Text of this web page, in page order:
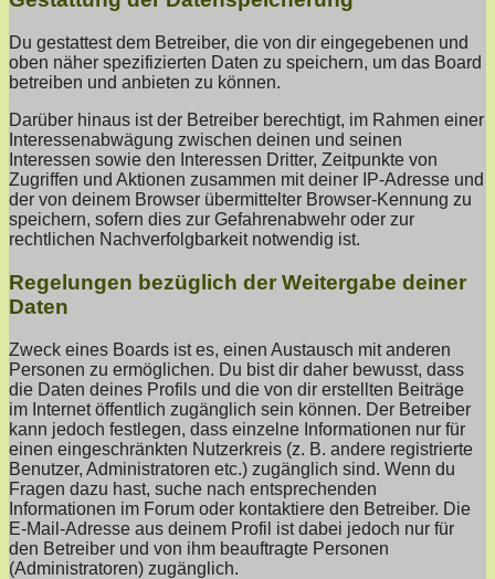
Du gestattest dem Betreiber, die von dir eingegebenen und
oben näher spezifizierten Daten zu speichern, um das Board
betreiben und anbieten zu können.
Darüber hinaus ist der Betreiber berechtigt, im Rahmen einer
Interessenabwägung zwischen deinen und seinen
Interessen sowie den Interessen Dritter, Zeitpunkte von
Zugriffen und Aktionen zusammen mit deiner IP-Adresse und
der von deinem Browser übermittelter Browser-Kennung zu
speichern, sofern dies zur Gefahrenabwehr oder zur
rechtlichen Nachverfolgbarkeit notwendig ist.
Regelungen bezüglich der Weitergabe deiner
Daten
Zweck eines Boards ist es, einen Austausch mit anderen
Personen zu ermöglichen. Du bist dir daher bewusst, dass
die Daten deines Profils und die von dir erstellten Beiträge
im Internet öffentlich zugänglich sein können. Der Betreiber
kann jedoch festlegen, dass einzelne Informationen nur für
einen eingeschränkten Nutzerkreis (z. B. andere registrierte
Benutzer, Administratoren etc.) zugänglich sind. Wenn du
Fragen dazu hast, suche nach entsprechenden
Informationen im Forum oder kontaktiere den Betreiber. Die
E-Mail-Adresse aus deinem Profil ist dabei jedoch nur für
den Betreiber und von ihm beauftragte Personen
(Administratoren) zugänglich.